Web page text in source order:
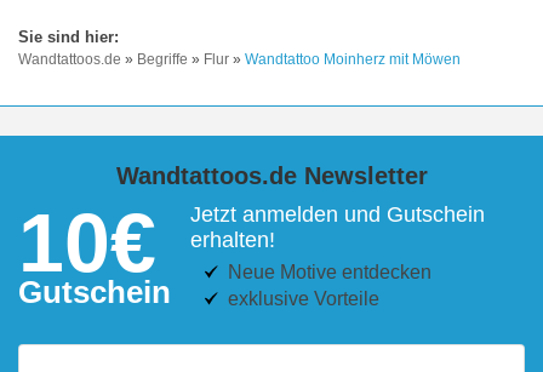
Wandtattoos.de » Begriffe » Flur » Wandtattoo Moinherz mit Möwen
Wandtattoos.de Newsletter
10€
Gutschein
Jetzt anmelden und Gutschein
erhalten!
Neue Motive entdecken
exklusive Vorteile